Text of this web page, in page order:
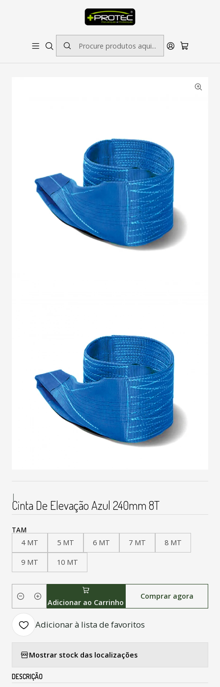
SOLICITE ORÇAMENTO PARA ESTAMPADOS/BORDADOS // SINALÉTICA:
OUTRAS DIMENSÕES SOB CONSULTA
Outros Produtos Cinta De Elevação Azul 240mm 8T
|
Cinta De Elevação Azul 240mm 8T
TAM
4 MT
5 MT 6 MT 7 MT 8 MT
9 MT 10 MT
QuantidadeAdicionar ao Carrinho
Comprar agora
Adicionar à lista de favoritos
Mostrar stock das localizações
DESCRIÇÃO